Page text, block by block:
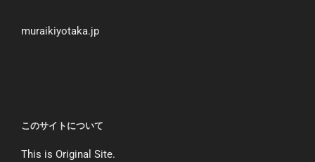
muraikiyotaka.jp
このサイトについて
This is Original Site.